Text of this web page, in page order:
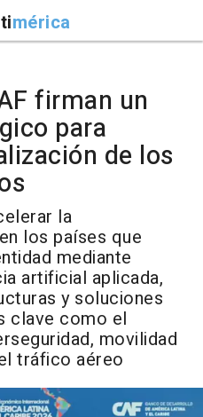
mérica
firman un
para
de los
la
los países que
mediante
artificial aplicada,
y soluciones
clave como el
movilidad
tráfico aéreo